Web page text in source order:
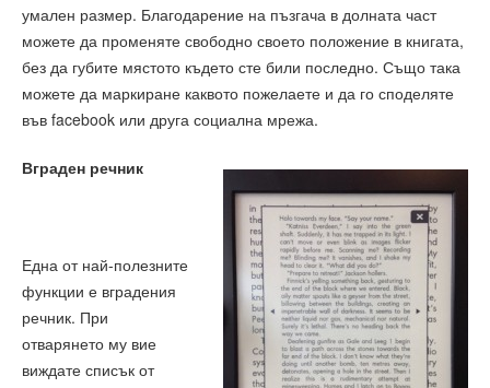
умален размер. Благодарение на пъзгача в долната част
можете да променяте свободно своето положение в книгата,
без да губите мястото където сте били последно. Също така
можете да маркиране каквото пожелаете и да го споделяте
във facebook или друга социална мрежа.
Вграден речник
Една от най-полезните
функции е вградения
речник. При
отварянето му вие
виждате списък от